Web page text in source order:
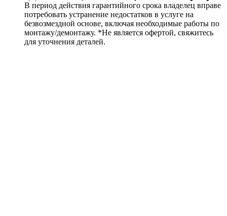
В период действия гарантийного срока владелец вправе
потребовать устранение недостатков в услуге на
безвозмездной основе, включая необходимые работы по
монтажу/демонтажу. *Не является офертой, свяжитесь
для уточнения деталей.